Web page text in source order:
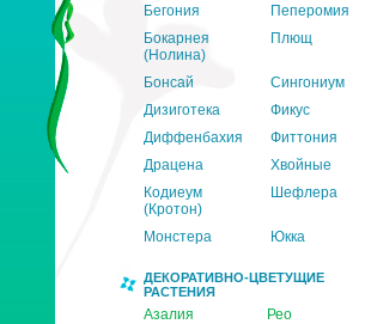
Бегония
Пеперомия
Бокарнея
(Нолина)
Плющ
Бонсай
Сингониум
Дизиготека
Фикус
Диффенбахия
Фиттония
Драцена
Хвойные
Кодиеум
(Кротон)
Шефлера
Монстера Юкка
ДЕКОРАТИВНО-ЦВЕТУЩИЕ
РАСТЕНИЯ
Азалия
Рео